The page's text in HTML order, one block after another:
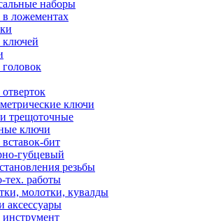
наборы
ложементах
ключи
трещоточные
ключи
бит
губцевый
резьбы
тех. работы
молотки, кувалды
аксессуары